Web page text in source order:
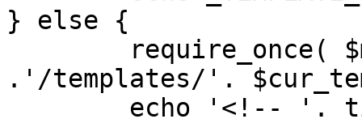
} else {
.'/templates/'.